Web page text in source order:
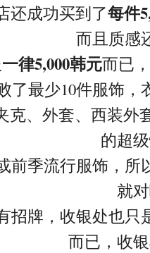
还成功买到了每件
而且质感
一律5,000韩元而已
了最少10件服饰
克、外套、西装外
的超
前季流行服饰，
就
招牌，收银处也
而已，收